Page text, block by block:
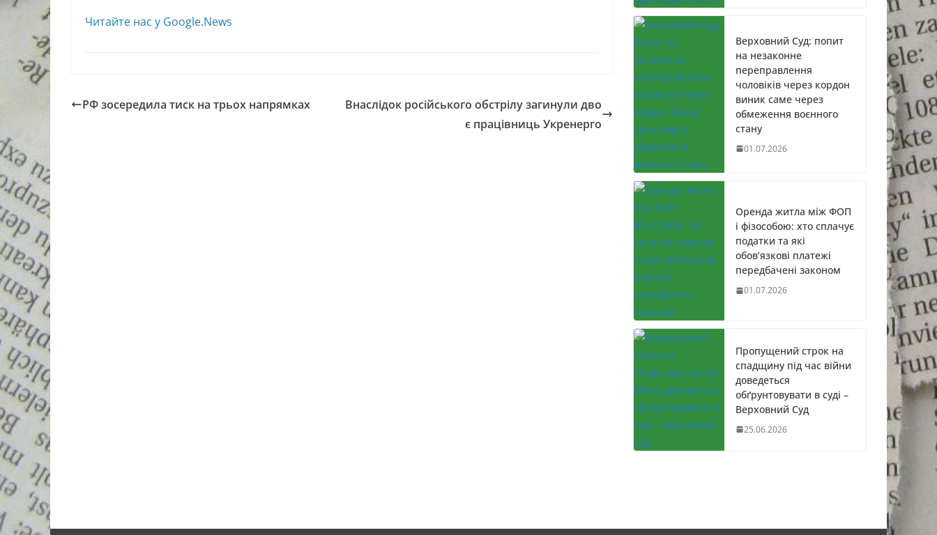
Читайте нас у Google.News
РФ зосередила тиск на трьох напрямках
Внаслідок російського обстрілу загинули дво
є працівниць Укренерго
Верховний Суд: попит
на незаконне
переправлення
чоловіків через кордон
виник саме через
обмеження воєнного
стану
01.07.2026
Оренда житла між ФОП
і фізособою: хто сплачує
податки та які
обов’язкові платежі
передбачені законом
01.07.2026
Пропущений строк на
спадщину під час війни
доведеться
обґрунтовувати в суді –
Верховний Суд
25.06.2026